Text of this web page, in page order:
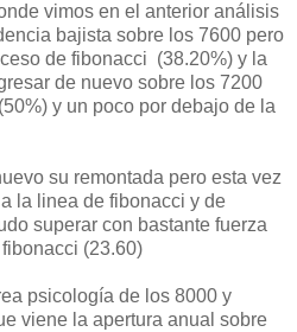
vimos en el anterior análisis
bajista sobre los 7600 pero
de fibonacci (38.20%) y la
de nuevo sobre los 7200
y un poco por debajo de la
su remontada pero esta vez
la linea de fibonacci y de
superar con bastante fuerza
(23.60)
psicología de los 8000 y
viene la apertura anual sobre